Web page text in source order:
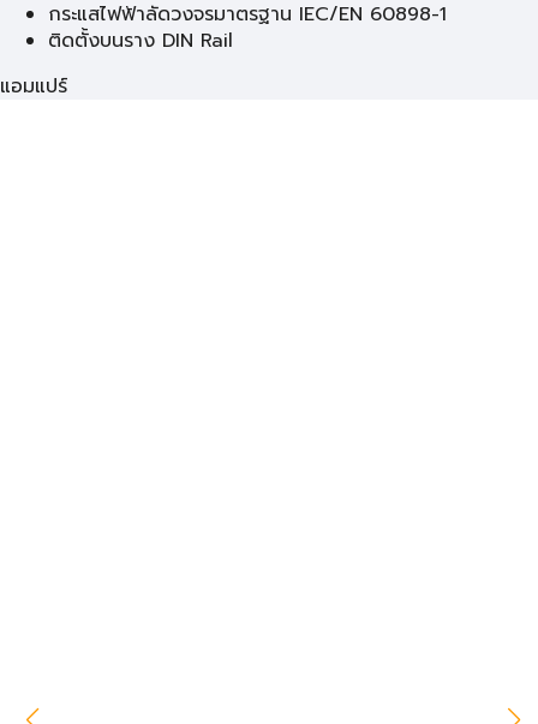
กระแสไฟฟ้าลัดวงจรมาตรฐาน IEC/EN 60898-1
ติดตั้งบนราง DIN Rail
แอมแปร์